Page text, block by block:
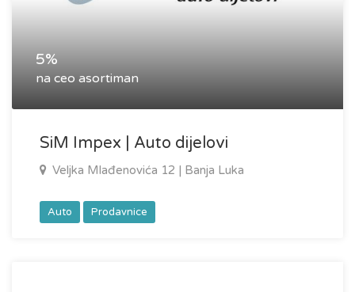
5%
na ceo asortiman
SiM Impex | Auto dijelovi
Veljka Mlađenovića 12 | Banja Luka
Auto Prodavnice